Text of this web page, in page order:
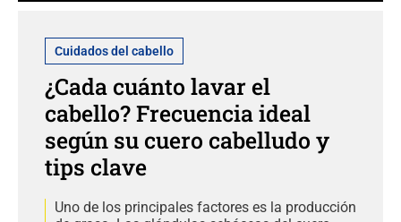
Cuidados del cabello
¿Cada cuánto lavar el
cabello? Frecuencia ideal
según su cuero cabelludo y
tips clave
Uno de los principales factores es la producción